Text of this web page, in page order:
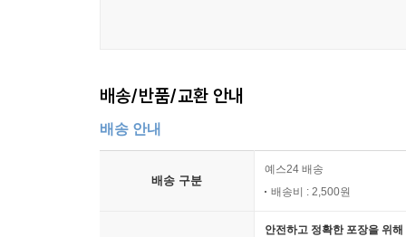
배송/반품/교환 안내
배송 안내
배송 구분
예스24 배송
배송비 : 2,500원
안전하고 정확한 포장을 위